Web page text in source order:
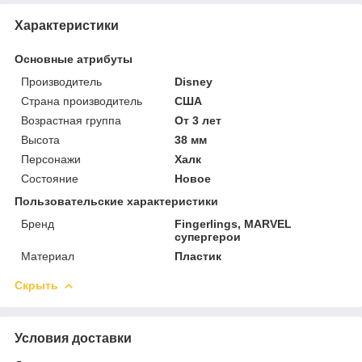
Характеристики
Основные атрибуты
Производитель
Disney
Страна производитель
США
Возрастная группа
От 3 лет
Высота
38 мм
Персонажи
Халк
Состояние
Новое
Пользовательские характеристики
Бренд
Fingerlings, MARVEL
супергерои
Материал
Пластик
Скрыть
Условия доставки